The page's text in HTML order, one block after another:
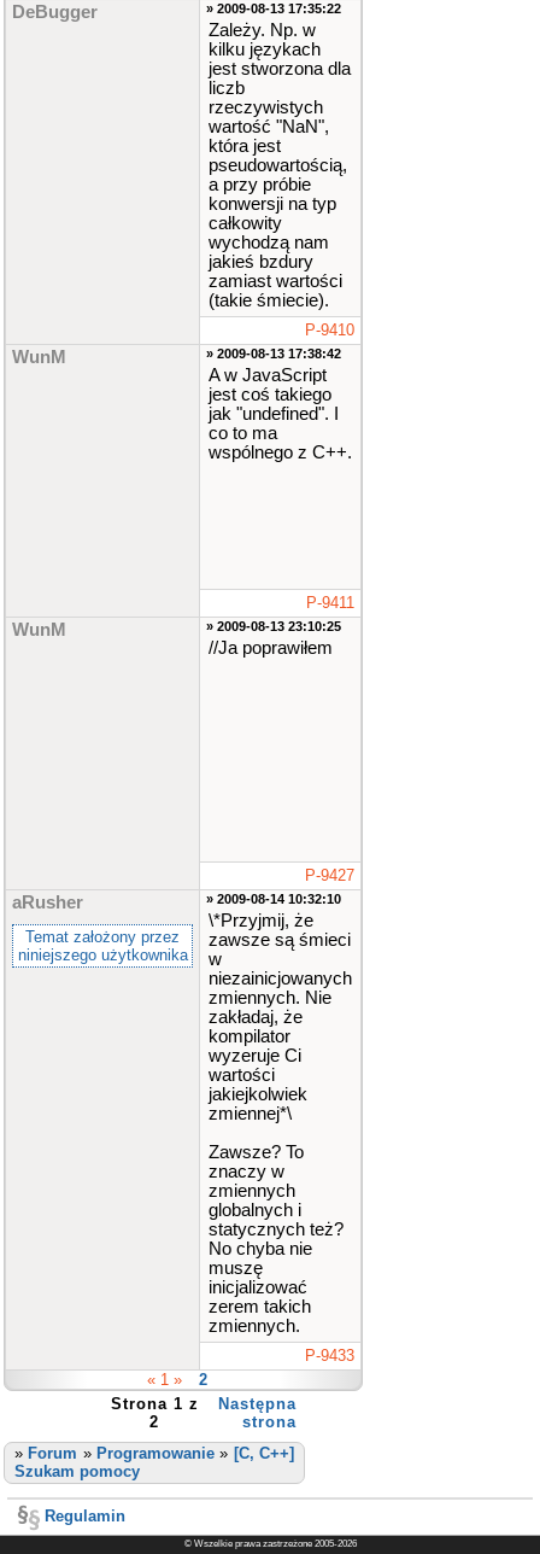
DeBugger » 2009-08-13 17:35:22
Zależy. Np. w
kilku językach
jest stworzona dla
liczb
rzeczywistych
wartość "NaN",
która jest
pseudowartością,
a przy próbie
konwersji na typ
całkowity
wychodzą nam
jakieś bzdury
zamiast wartości
(takie śmiecie).
P-9410
WunM » 2009-08-13 17:38:42
A w JavaScript
jest coś takiego
jak "undefined". I
co to ma
wspólnego z C++.
P-9411
WunM » 2009-08-13 23:10:25
//Ja poprawiłem
P-9427
aRusher
Temat założony przez
niniejszego użytkownika
» 2009-08-14 10:32:10
\*Przyjmij, że
zawsze są śmieci
w
niezainicjowanych
zmiennych. Nie
zakładaj, że
kompilator
wyzeruje Ci
wartości
jakiejkolwiek
zmiennej*\
Zawsze? To
znaczy w
zmiennych
globalnych i
statycznych też?
No chyba nie
muszę
inicjalizować
zerem takich
zmiennych.
P-9433
« 1 »
2
Strona 1 z
2
Następna
strona
» Forum » Programowanie » [C, C++]
Szukam pomocy
Regulamin
© Wszelkie prawa zastrzeżone 2005-2026